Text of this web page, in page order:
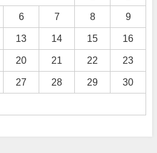
6 7 8 9
13 14 15 16
20 21 22 23
27 28 29 30